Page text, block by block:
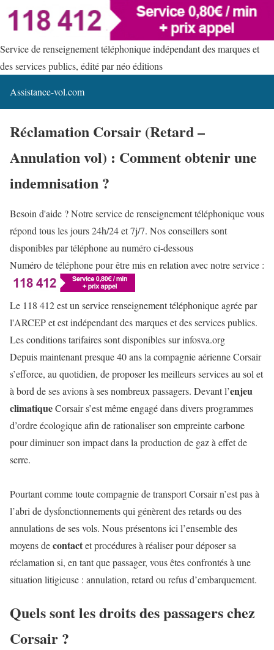
Service de renseignement téléphonique indépendant des marques et
des services publics, édité par néo éditions
Assistance-vol.com
Réclamation Corsair (Retard –
Annulation vol) : Comment obtenir une
indemnisation ?
Besoin d'aide ? Notre service de renseignement téléphonique vous
répond tous les jours 24h/24 et 7j/7. Nos conseillers sont
disponibles par téléphone au numéro ci-dessous
Numéro de téléphone pour être mis en relation avec notre service :
Le 118 412 est un service renseignement téléphonique agrée par
l'ARCEP et est indépendant des marques et des services publics.
Les conditions tarifaires sont disponibles sur infosva.org
Depuis maintenant presque 40 ans la compagnie aérienne Corsair
s’efforce, au quotidien, de proposer les meilleurs services au sol et
à bord de ses avions à ses nombreux passagers. Devant l’enjeu
climatiqueCorsair s’est même engagé dans divers programmes
d’ordre écologique afin de rationaliser son empreinte carbone
pour diminuer son impact dans la production de gaz à effet de
serre.
Pourtant comme toute compagnie de transport Corsair n’est pas à
l’abri de dysfonctionnements qui génèrent des retards ou des
annulations de ses vols. Nous présentons ici l’ensemble des
moyens decontactet procédures à réaliser pour déposer sa
réclamation si, en tant que passager, vous êtes confrontés à une
situation litigieuse : annulation, retard ou refus d’embarquement.
Quels sont les droits des passagers chez
Corsair ?